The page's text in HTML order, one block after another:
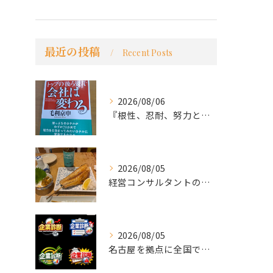
最近の投稿 Recent Posts
2026/08/06
『根性、忍耐、努力という言葉は死語なのか』
2026/08/05
経営コンサルタントのモーちゃん・毛利京申です。
2026/08/05
名古屋を拠点に全国で活動する 経営コンサルタントの 毛利京申...